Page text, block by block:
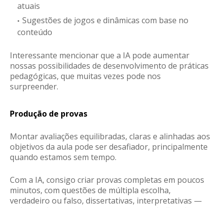
atuais
Sugestões de jogos e dinâmicas com base no
conteúdo
Interessante mencionar que a IA pode aumentar
nossas possibilidades de desenvolvimento de práticas
pedagógicas, que muitas vezes pode nos
surpreender.
Produção de provas
Montar avaliações equilibradas, claras e alinhadas aos
objetivos da aula pode ser desafiador, principalmente
quando estamos sem tempo.
Com a IA, consigo criar provas completas em poucos
minutos, com questões de múltipla escolha,
verdadeiro ou falso, dissertativas, interpretativas —